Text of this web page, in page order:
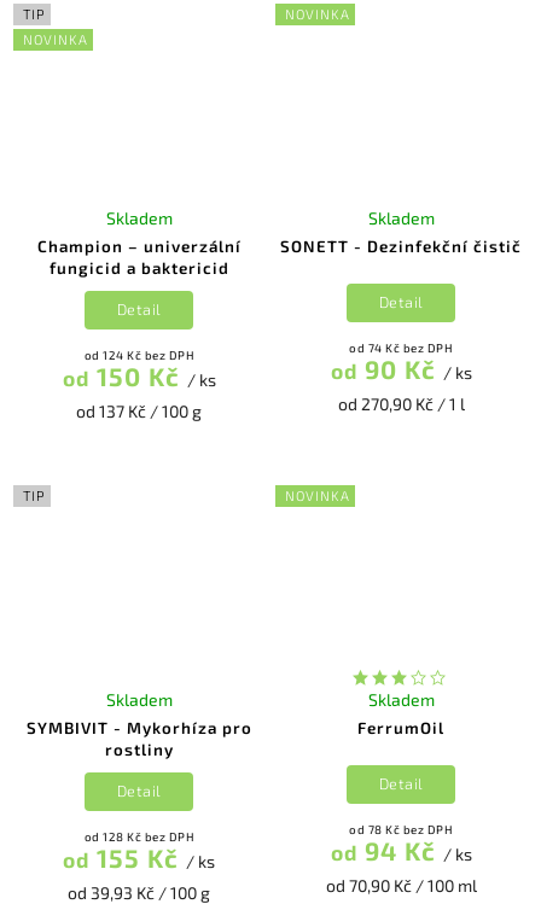
TIP
NOVINKA
Champion – univerzální
fungicid a baktericid
Skladem
od 124 Kč bez DPH
od 150 Kč / ks
od 137 Kč / 100 g
Detail
NOVINKA
SONETT - Dezinfekční čistič
Skladem
od 74 Kč bez DPH
od 90 Kč / ks
od 270,90 Kč / 1 l
Detail
TIP
SYMBIVIT - Mykorhíza pro
rostliny
Skladem
od 128 Kč bez DPH
od 155 Kč / ks
od 39,93 Kč / 100 g
Detail
NOVINKA
FerrumOil
Skladem
od 78 Kč bez DPH
od 94 Kč / ks
od 70,90 Kč / 100 ml
Detail